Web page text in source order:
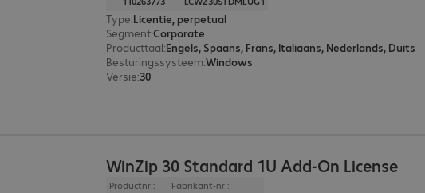
Type:Licentie, perpetual
Segment:Corporate
Producttaal:Engels, Spaans, Frans, Italiaans, Nederlands, Duits
Besturingssysteem:Windows
Versie:30
WinZip 30 Standard 1U Add-On License
Productnr.:
Fabrikant-nr.: